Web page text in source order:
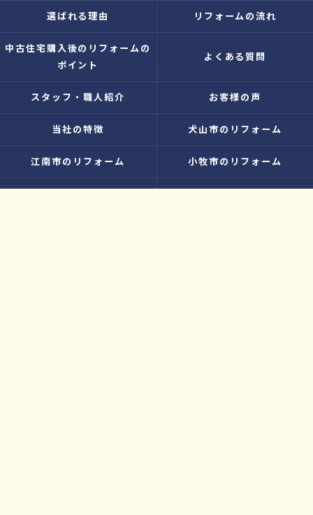
選ばれる理由 リフォームの流れ
中古住宅購入後のリフォームの
ポイント
よくある質問
スタッフ・職人紹介 お客様の声
当社の特徴 犬山市のリフォーム
江南市のリフォーム 小牧市のリフォーム
水廻り 内装